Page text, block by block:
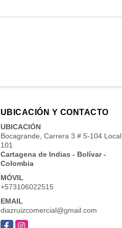
UBICACIÓN Y CONTACTO
UBICACIÓN
Bocagrande, Carrera 3 # 5-104 Local
101
Cartagena de Indias - Bolívar -
Colombia
MÓVIL
+573106022515
EMAIL
diazruizcomercial@gmail.com
FacebookInstagram